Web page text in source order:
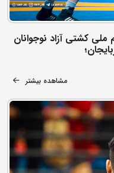
کشتی آزاد نوجوانان
مشاهده بیشتر